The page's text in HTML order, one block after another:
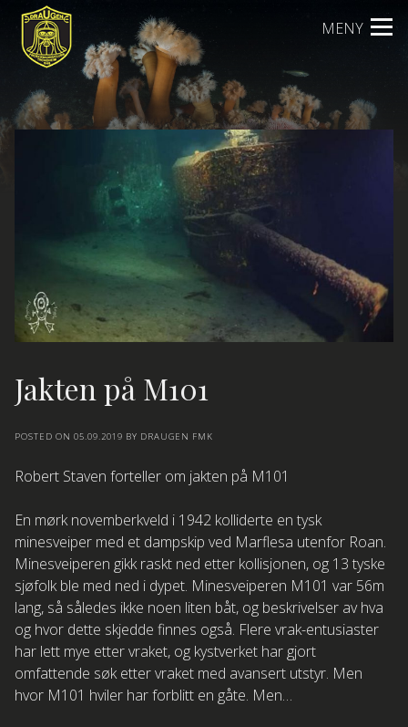
Skip
content
MENY
Jakten på M101
POSTED ON 05.09.2019 BY DRAUGEN FMK
Robert Staven forteller om jakten på M101
En mørk novemberkveld i 1942 kolliderte en tysk
minesveiper med et dampskip ved Marflesa utenfor Roan.
Minesveiperen gikk raskt ned etter kollisjonen, og 13 tyske
sjøfolk ble med ned i dypet. Minesveiperen M101 var 56m
lang, så således ikke noen liten båt, og beskrivelser av hva
og hvor dette skjedde finnes også. Flere vrak-entusiaster
har lett mye etter vraket, og kystverket har gjort
omfattende søk etter vraket med avansert utstyr. Men
hvor M101 hviler har forblitt en gåte. Men…